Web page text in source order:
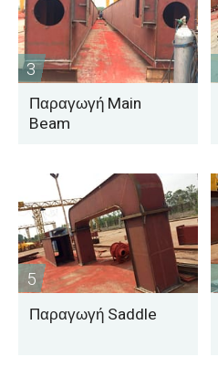
3
Παραγωγή Main
Beam
5
Παραγωγή Saddle